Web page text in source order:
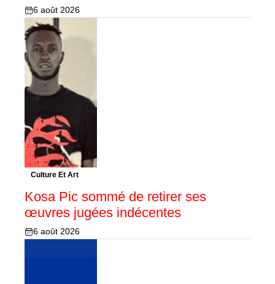
6 août 2026
Culture Et Art
Kosa Pic sommé de retirer ses
œuvres jugées indécentes
6 août 2026